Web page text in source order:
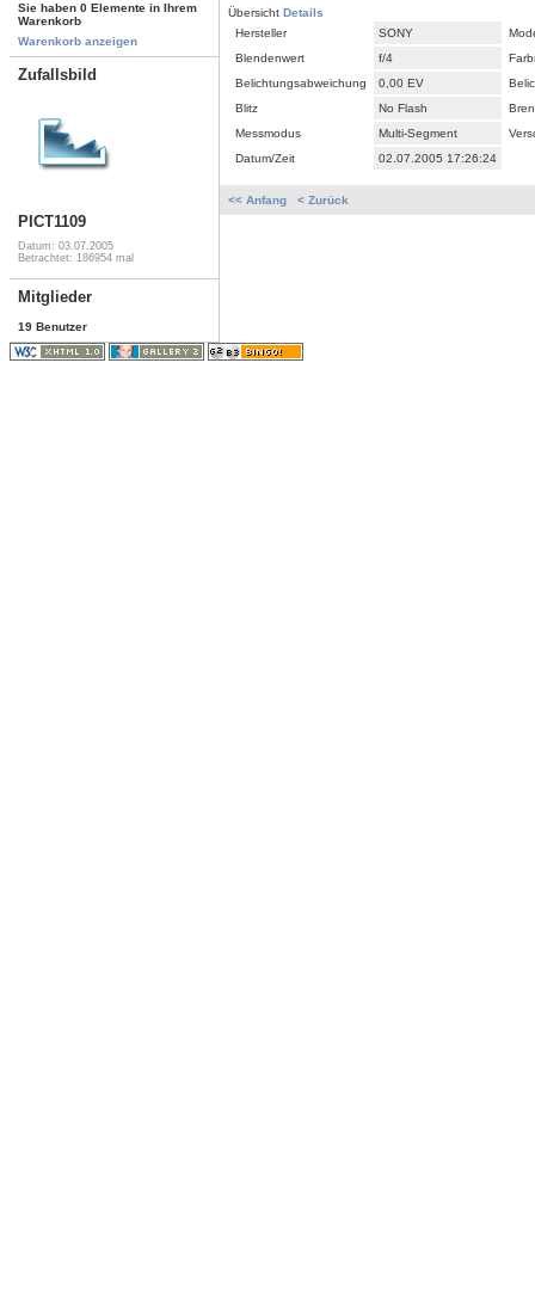
Sie haben 0 Elemente in Ihrem
Warenkorb
Warenkorb anzeigen
Zufallsbild
PICT1109
Datum: 03.07.2005
Betrachtet: 186954 mal
Mitglieder
19 Benutzer
Übersicht Details
Hersteller
SONY
Blendenwert
f/4
Belichtungsabweichung
0,00 EV
Blitz
No Flash
Messmodus
Multi-Segment
Datum/Zeit
02.07.2005 17:26:24
<< Anfang < Zurück